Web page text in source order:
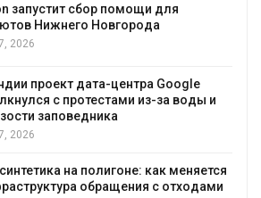
запустит сбор помощи для
Нижнего Новгорода
2026
проект дата-центра Google
с протестами из-за воды и
заповедника
2026
на полигоне: как меняется
обращения с отходами